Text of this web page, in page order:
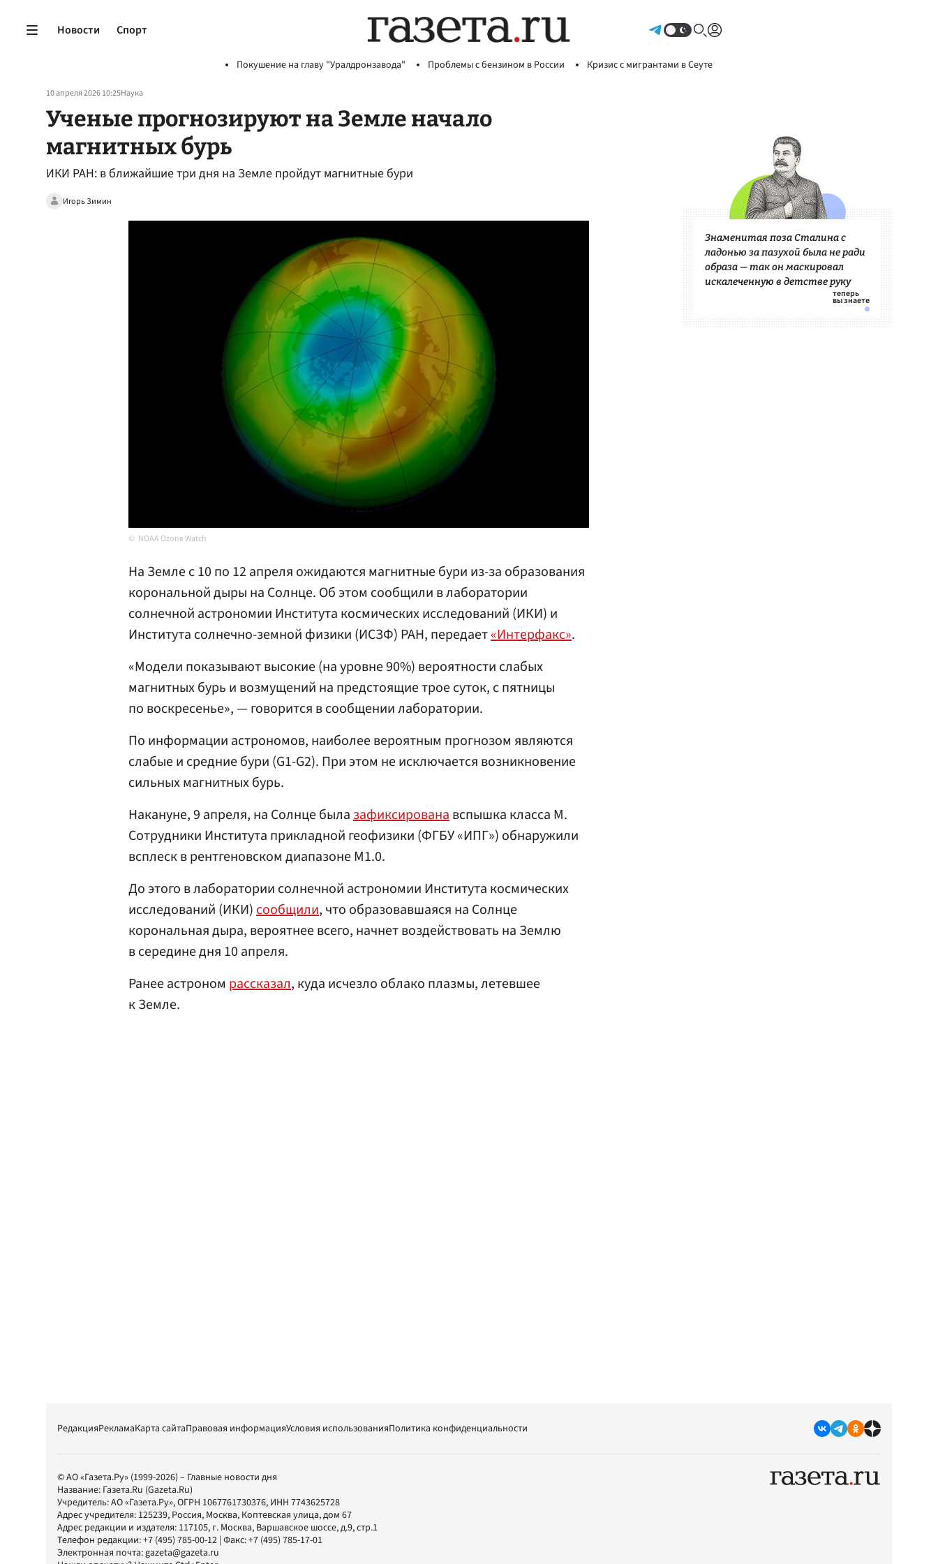
Новости Спорт
Покушение на главу "Уралдронзавода" Проблемы с бензином в России Кризис с мигрантами в Сеуте
10 апреля 2026 10:25Наука
Ученые прогнозируют на Земле начало
магнитных бурь
ИКИ РАН: в ближайшие три дня на Земле пройдут магнитные бури
Игорь Зимин
NOAA Ozone Watch
На Земле с 10 по 12 апреля ожидаются магнитные бури из-за образования
корональной дыры на Солнце. Об этом сообщили в лаборатории
солнечной астрономии Института космических исследований (ИКИ) и
Института солнечно-земной физики (ИСЗФ) РАН, передает«Интерфакс».
«Модели показывают высокие (на уровне 90%) вероятности слабых
магнитных бурь и возмущений на предстоящие трое суток, с пятницы
по воскресенье», — говорится в сообщении лаборатории.
По информации астрономов, наиболее вероятным прогнозом являются
слабые и средние бури (G1-G2). При этом не исключается возникновение
сильных магнитных бурь.
Накануне, 9 апреля, на Солнце былазафиксированавспышка класса М.
Сотрудники Института прикладной геофизики (ФГБУ «ИПГ») обнаружили
всплеск в рентгеновском диапазоне М1.0.
До этого в лаборатории солнечной астрономии Института космических
исследований (ИКИ)сообщили, что образовавшаяся на Солнце
корональная дыра, вероятнее всего, начнет воздействовать на Землю
в середине дня 10 апреля.
Ранее астроном рассказал, куда исчезло облако плазмы, летевшее
к Земле.
Знаменитая поза Сталина с
ладонью за пазухой была не ради
образа — так он маскировал
искалеченную в детстве руку
РедакцияРекламаКарта сайтаПравовая информацияУсловия использованияПолитика конфиденциальности
© АО «Газета.Ру» (1999-2026) – Главные новости дня
Название: Газета.Ru (Gazeta.Ru)
Учредитель:АО «Газета.Ру», ОГРН 1067761730376, ИНН 7743625728
Адрес учредителя: 125239, Россия, Москва, Коптевская улица, дом 67
Адрес редакции и издателя: 117105, г. Москва, Варшавское шоссе, д.9, стр.1
Телефон редакции:+7 (495) 785-00-12 | Факс:+7 (495) 785-17-01
Электронная почта:gazeta@gazeta.ru